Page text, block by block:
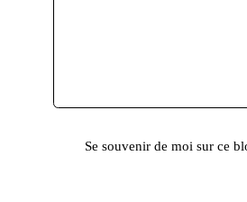
Se souvenir de moi sur ce